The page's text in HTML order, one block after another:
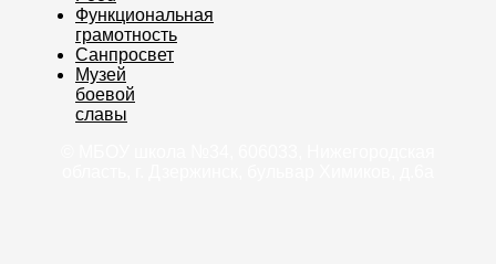
Функциональная
грамотность
Санпросвет
Музей
боевой
славы